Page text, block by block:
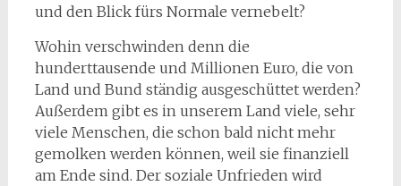
und den Blick fürs Normale vernebelt?
Wohin verschwinden denn die
hunderttausende und Millionen Euro, die von
Land und Bund ständig ausgeschüttet werden?
Außerdem gibt es in unserem Land viele, sehr
viele Menschen, die schon bald nicht mehr
gemolken werden können, weil sie finanziell
am Ende sind. Der soziale Unfrieden wird